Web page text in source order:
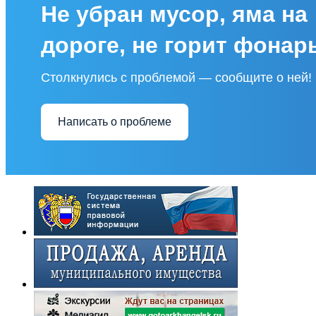
Не убран мусор, яма на
дороге, не горит
Столкнулись с проблемой — сообщите о ней!
Написать о проблеме